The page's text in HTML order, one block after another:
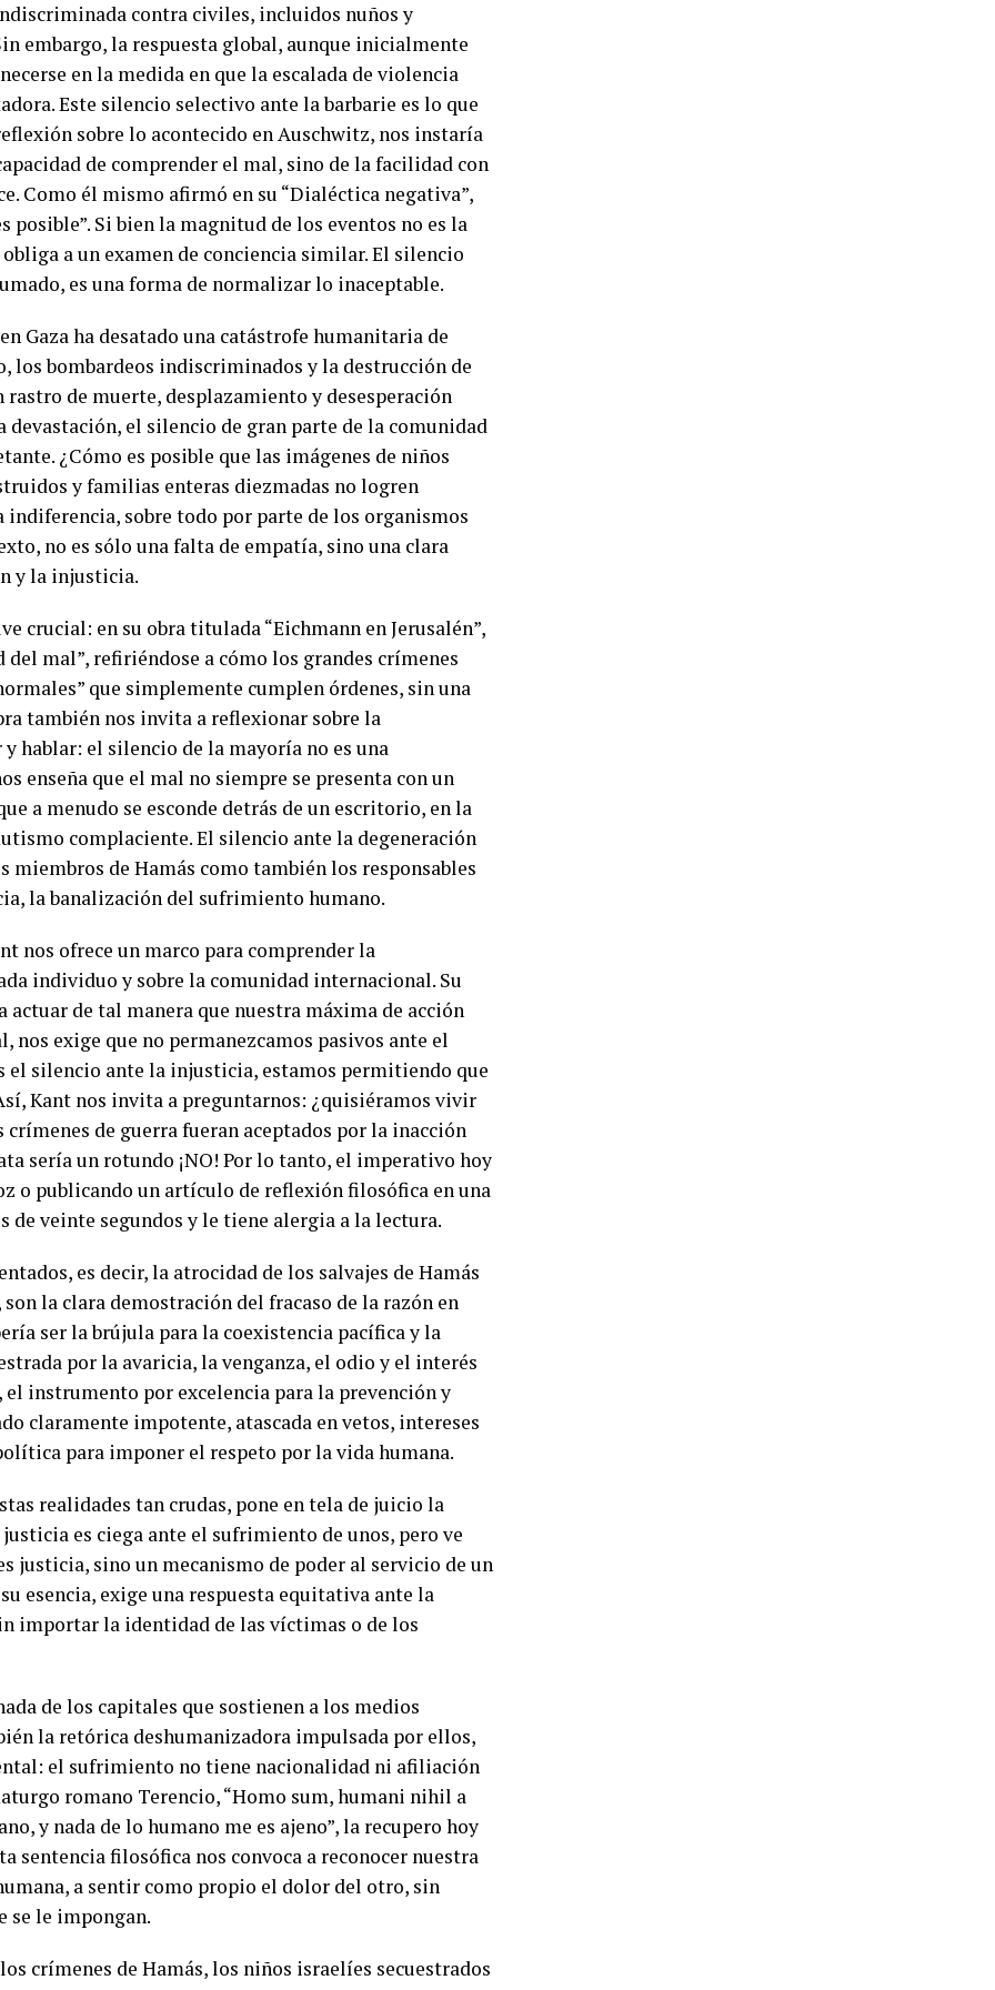
contra civiles, incluidos nuños y
embargo, la respuesta global, aunque inicialmente
en la medida en que la escalada de violencia
Este silencio selectivo ante la barbarie es lo que
sobre lo acontecido en Auschwitz, nos instaría
de comprender el mal, sino de la facilidad con
Como él mismo afirmó en su “Dialéctica negativa”,
posible”. Si bien la magnitud de los eventos no es la
a un examen de conciencia similar. El silencio
es una forma de normalizar lo inaceptable.
Gaza ha desatado una catástrofe humanitaria de
los bombardeos indiscriminados y la destrucción de
de muerte, desplazamiento y desesperación
el silencio de gran parte de la comunidad
¿Cómo es posible que las imágenes de niños
y familias enteras diezmadas no logren
indiferencia, sobre todo por parte de los organismos
no es sólo una falta de empatía, sino una clara
y la injusticia.
crucial: en su obra titulada “Eichmann en Jerusalén”,
mal”, refiriéndose a cómo los grandes crímenes
que simplemente cumplen órdenes, sin una
también nos invita a reflexionar sobre la
hablar: el silencio de la mayoría no es una
enseña que el mal no siempre se presenta con un
a menudo se esconde detrás de un escritorio, en la
complaciente. El silencio ante la degeneración
miembros de Hamás como también los responsables
la banalización del sufrimiento humano.
nos ofrece un marco para comprender la
individuo y sobre la comunidad internacional. Su
de tal manera que nuestra máxima de acción
nos exige que no permanezcamos pasivos ante el
silencio ante la injusticia, estamos permitiendo que
Kant nos invita a preguntarnos: ¿quisiéramos vivir
de guerra fueran aceptados por la inacción
sería un rotundo ¡NO! Por lo tanto, el imperativo hoy
o publicando un artículo de reflexión filosófica en una
de veinte segundos y le tiene alergia a la lectura.
es decir, la atrocidad de los salvajes de Hamás
la clara demostración del fracaso de la razón en
ser la brújula para la coexistencia pacífica y la
por la avaricia, la venganza, el odio y el interés
instrumento por excelencia para la prevención y
claramente impotente, atascada en vetos, intereses
para imponer el respeto por la vida humana.
realidades tan crudas, pone en tela de juicio la
es ciega ante el sufrimiento de unos, pero ve
justicia, sino un mecanismo de poder al servicio de un
esencia, exige una respuesta equitativa ante la
importar la identidad de las víctimas o de los
de los capitales que sostienen a los medios
la retórica deshumanizadora impulsada por ellos,
el sufrimiento no tiene nacionalidad ni afiliación
romano Terencio, “Homo sum, humani nihil a
y nada de lo humano me es ajeno”, la recupero hoy
sentencia filosófica nos convoca a reconocer nuestra
a sentir como propio el dolor del otro, sin
se le impongan.
crímenes de Hamás, los niños israelíes secuestrados